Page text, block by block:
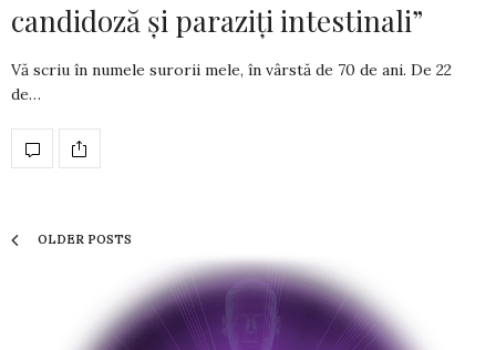
candidoză și paraziți intestinali”
Vă scriu în numele surorii mele, în vârstă de 70 de ani. De 22
de…
OLDER POSTS